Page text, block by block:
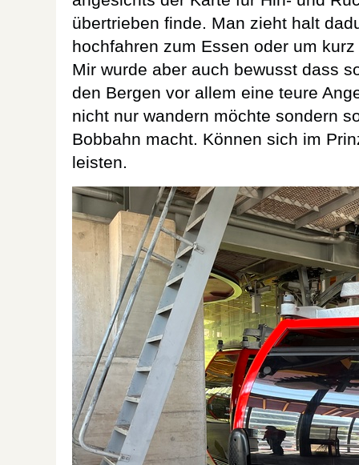
übertrieben finde. Man zieht halt
hochfahren zum Essen oder um
Mir wurde aber auch bewusst dass
den Bergen vor allem eine teure
nicht nur wandern möchte sondern
Bobbahn macht. Können sich im
leisten.